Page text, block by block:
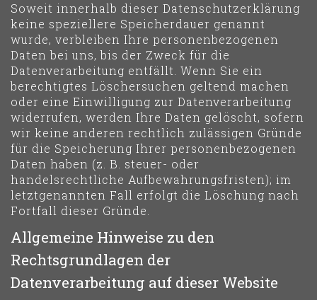
Soweit innerhalb dieser Datenschutzerklärung
keine speziellere Speicherdauer genannt
wurde, verbleiben Ihre personenbezogenen
Daten bei uns, bis der Zweck für die
Datenverarbeitung entfällt. Wenn Sie ein
berechtigtes Löschersuchen geltend machen
oder eine Einwilligung zur Datenverarbeitung
widerrufen, werden Ihre Daten gelöscht, sofern
wir keine anderen rechtlich zulässigen Gründe
für die Speicherung Ihrer personenbezogenen
Daten haben (z. B. steuer- oder
handelsrechtliche Aufbewahrungsfristen); im
letztgenannten Fall erfolgt die Löschung nach
Fortfall dieser Gründe.
Allgemeine Hinweise zu den
Rechtsgrundlagen der
Datenverarbeitung auf dieser Website